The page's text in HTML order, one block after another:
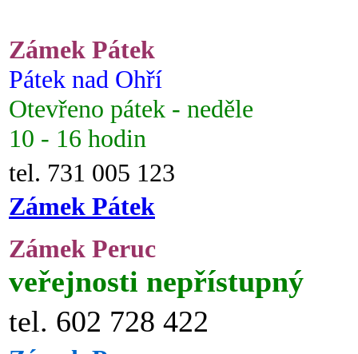
Zámek Pátek
Pátek nad Ohří
Otevřeno pátek - neděle
10 - 16 hodin
tel. 731 005 123
Zámek Pátek
Zámek Peruc
veřejnosti nepřístupný
tel. 602 728 422